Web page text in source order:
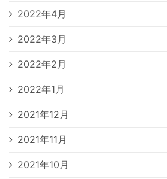
2022年4月
2022年3月
2022年2月
2022年1月
2021年12月
2021年11月
2021年10月